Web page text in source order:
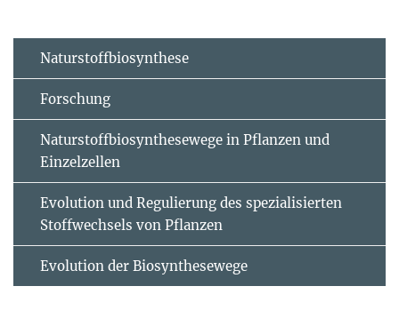
Naturstoffbiosynthese
Forschung
Naturstoffbiosynthesewege in Pflanzen und
Einzelzellen
Evolution und Regulierung des spezialisierten
Stoffwechsels von Pflanzen
Evolution der Biosynthesewege